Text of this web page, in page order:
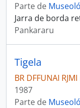
Parte de
Jarra de borda
Pankararu
Tigela
BR DFFUNAI
1987
Parte de